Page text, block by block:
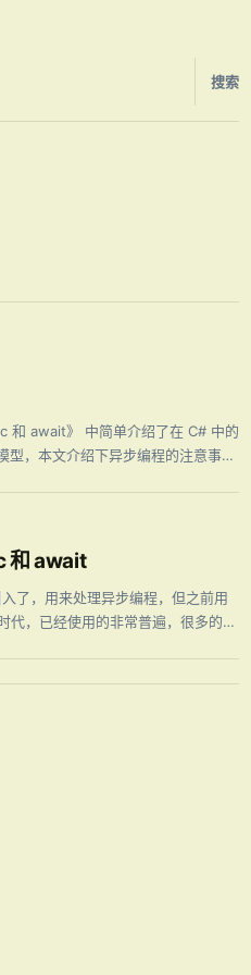
搜索
和 await》 中简单介绍了在 C# 中的
，本文介绍下异步编程的注意事
和 await
了，用来处理异步编程，但之前用
，已经使用的非常普遍，很多的开